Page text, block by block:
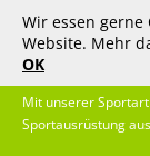
Wir essen
Website. Mehr
OK
Mit unserer
Sportausrüstung